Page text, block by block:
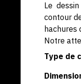
Le
contour
hachures
Notre
Type de